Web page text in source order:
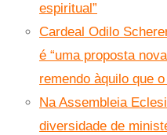
espiritual”
Cardeal Odilo
é “uma proposta
remendo àquilo que
Na Assembleia
diversidade de